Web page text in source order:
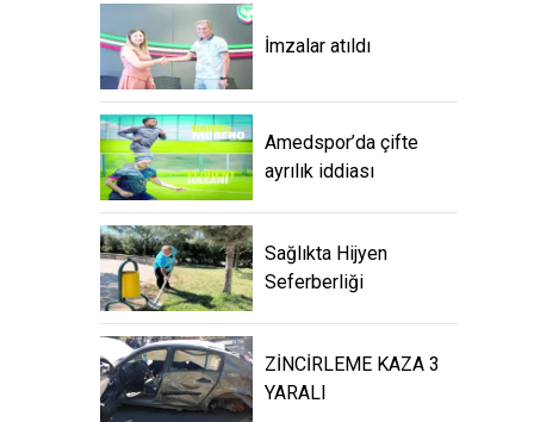
İmzalar atıldı
Amedspor’da çifte
ayrılık iddiası
Sağlıkta Hijyen
Seferberliği
ZİNCİRLEME KAZA 3
YARALI